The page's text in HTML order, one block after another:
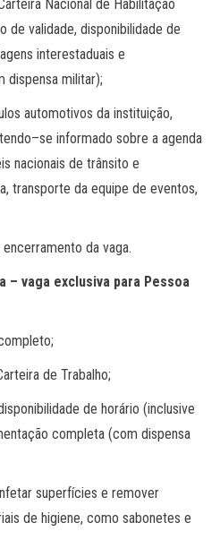
Nacional de Habilitação
de validade, disponibilidade de
interestaduais e
dispensa militar);
automotivos da instituição,
informado sobre a agenda
nacionais de trânsito e
transporte da equipe de eventos,
da vaga.
– vaga exclusiva para Pessoa
de Trabalho;
de horário (inclusive
completa (com dispensa
superfícies e remover
de higiene, como sabonetes e